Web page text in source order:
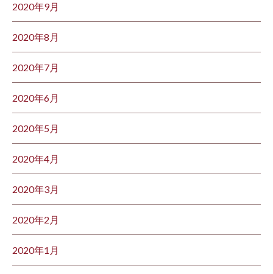
2020年9月
2020年8月
2020年7月
2020年6月
2020年5月
2020年4月
2020年3月
2020年2月
2020年1月